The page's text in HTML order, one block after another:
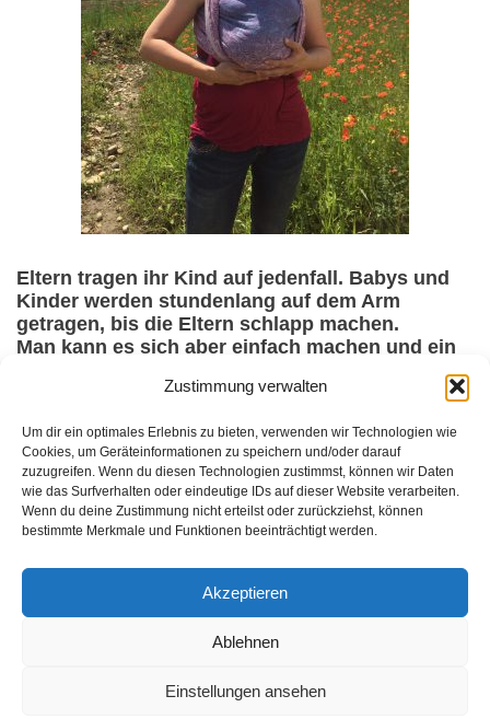
Zustimmung verwalten
Um dir ein optimales Erlebnis zu bieten, verwenden wir Technologien wie
Cookies, um Geräteinformationen zu speichern und/oder darauf
zuzugreifen. Wenn du diesen Technologien zustimmst, können wir Daten
wie das Surfverhalten oder eindeutige IDs auf dieser Website verarbeiten.
Wenn du deine Zustimmung nicht erteilst oder zurückziehst, können
bestimmte Merkmale und Funktionen beeinträchtigt werden.
Akzeptieren
Ablehnen
Einstellungen ansehen
Eltern tragen ihr Kind auf jedenfall. Babys und
Kinder werden stundenlang auf dem Arm
getragen, bis die Eltern schlapp machen.
Man kann es sich aber einfach machen und ein
Vorteile des Tragens genießen, ohne einen
bekommen.
Datenschutzerklärung
Impressum
Copyright © 2026 Milchvampir